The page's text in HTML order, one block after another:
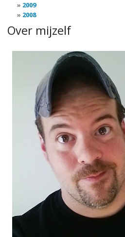
2009
2008
Over mijzelf